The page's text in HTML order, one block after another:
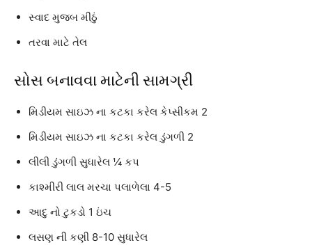
સ્વાદ મુજબ મીઠું
તરવા માટે તેલ
સોસ બનાવવા માટેની સામગ્રી
મિડીયમ સાઇઝ ના કટકા કરેલ કેપ્સીકમ 2
મિડીયમ સાઇઝ ના કટકા કરેલ ડુંગળી 2
લીલી ડુંગળી સુધારેલ ¼ કપ
કાશ્મીરી લાલ મરચા પલાળેલા 4-5
આદુ નો ટુકડો 1 ઇંચ
લસણ ની કણી 8-10 સુધારેલ